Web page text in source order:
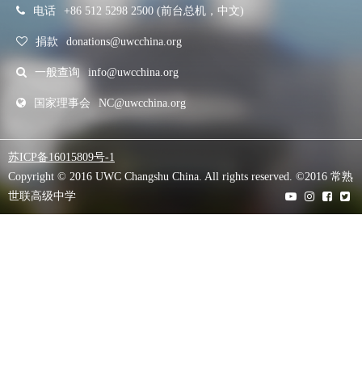
电话 +86 512 5298 2500 (前台总机，中文)
捐款 donations@uwcchina.org
一般查询 info@uwcchina.org
国家理事会 NC@uwcchina.org
苏ICP备16015809号-1
Copyright © 2016 UWC Changshu China. All rights reserved. ©2016 常熟
世联高级中学